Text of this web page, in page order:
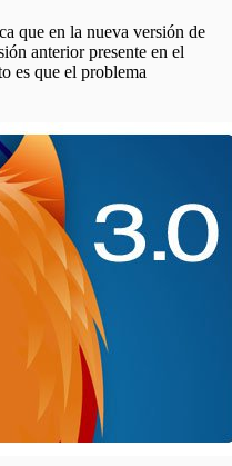
que en la nueva versión de
anterior presente en el
es que el problema